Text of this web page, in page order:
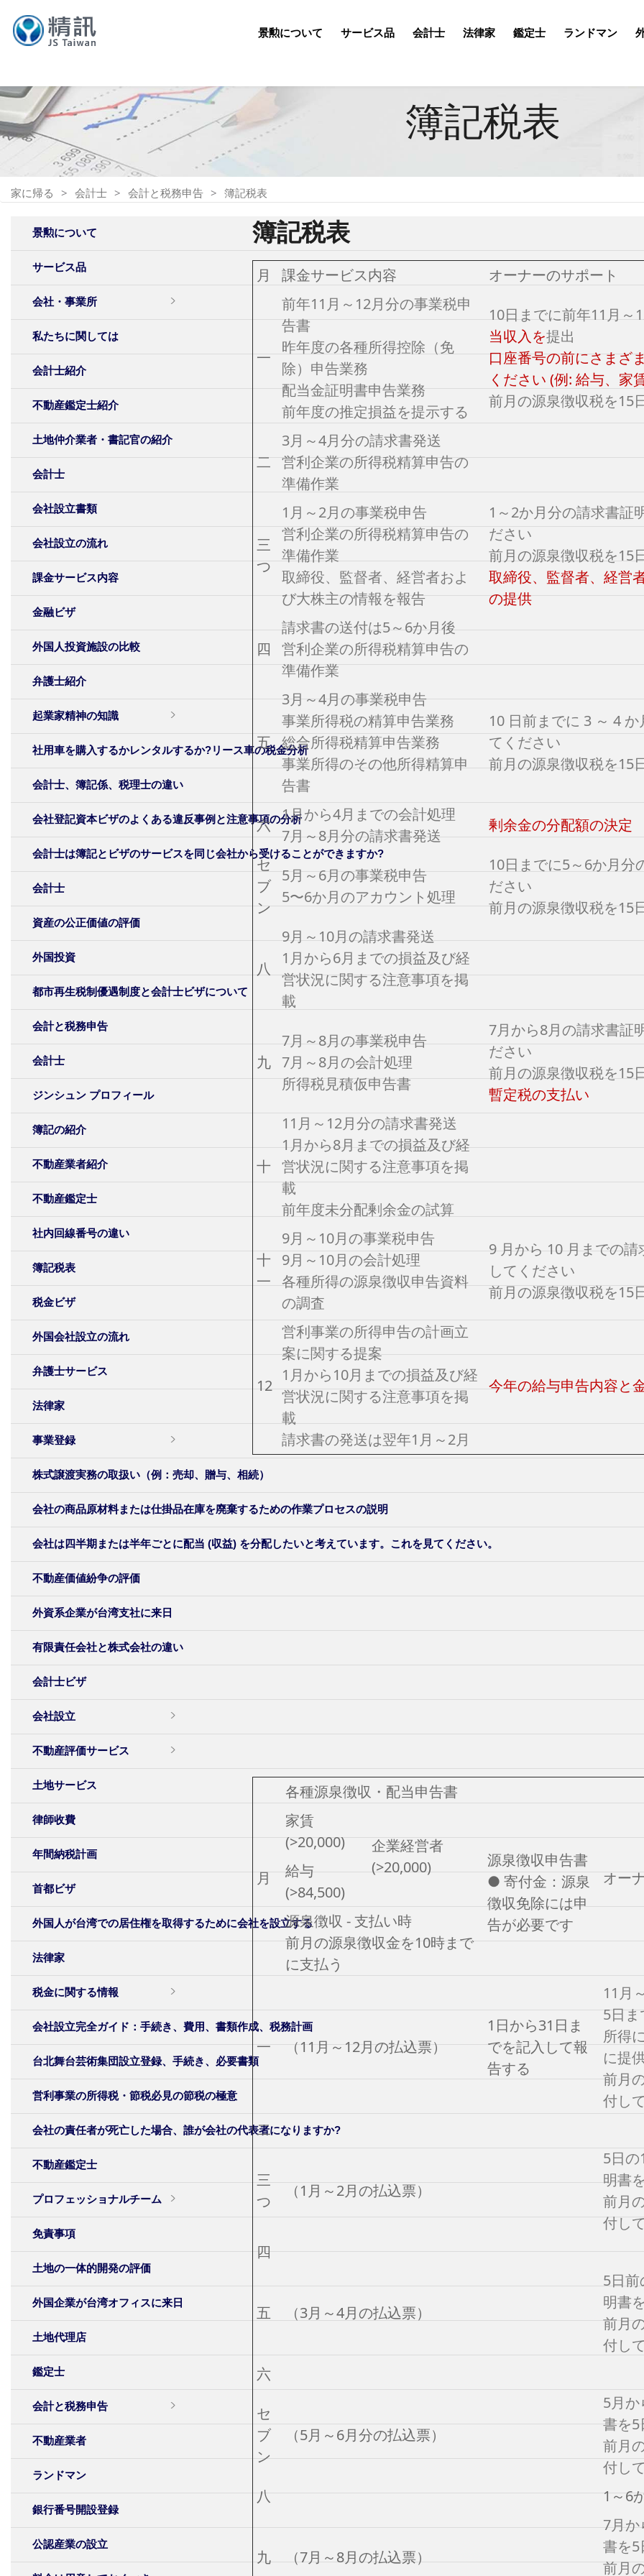
景勲について サービス品 会計士 法律家 鑑定士 ランドマン
簿記税表
家に帰る 会計士 会計と税務申告 簿記税表
景勲について
サービス品
会社・事業所
私たちに関しては
会計士紹介
不動産鑑定士紹介
土地仲介業者・書記官の紹介
会計士
会社設立書類
会社設立の流れ
課金サービス内容
金融ビザ
外国人投資施設の比較
弁護士紹介
起業家精神の知識
社用車を購入するかレンタルするか?リース車の税金分析
会計士、簿記係、税理士の違い
会社登記資本ビザのよくある違反事例と注意事項の分析
会計士は簿記とビザのサービスを同じ会社から受けることができますか?
会計士
資産の公正価値の評価
外国投資
都市再生税制優遇制度と会計士ビザについて
会計と税務申告
会計士
ジンシュン プロフィール
簿記の紹介
不動産業者紹介
不動産鑑定士
社内回線番号の違い
簿記税表
税金ビザ
外国会社設立の流れ
弁護士サービス
法律家
事業登録
株式譲渡実務の取扱い（例：売却、贈与、相続）
会社の商品原材料または仕掛品在庫を廃棄するための作業プロセスの説明
会社は四半期または半年ごとに配当 (収益) を分配したいと考えています。これを見てください。
不動産価値紛争の評価
外資系企業が台湾支社に来日
有限責任会社と株式会社の違い
会計士ビザ
会社設立
不動産評価サービス
土地サービス
律師收費
年間納税計画
首都ビザ
外国人が台湾での居住権を取得するために会社を設立する
法律家
税金に関する情報
会社設立完全ガイド：手続き、費用、書類作成、税務計画
台北舞台芸術集団設立登録、手続き、必要書類
営利事業の所得税・節税必見の節税の極意
会社の責任者が死亡した場合、誰が会社の代表者になりますか?
不動産鑑定士
プロフェッショナルチーム
免責事項
土地の一体的開発の評価
外国企業が台湾オフィスに来日
土地代理店
鑑定士
会計と税務申告
不動産業者
ランドマン
銀行番号開設登録
公認産業の設立
簿記税表
月 課金サービス内容 オーナーのサポート
一
前年11月～12月分の事業税申
告書
昨年度の各種所得控除（免
除）申告業務
配当金証明書申告業務
前年度の推定損益を提示する
10日までに前年11月～
当収入を提出
口座番号の前にさまざ
ください (例: 給与、家
前月の源泉徴収税を15
二
3月～4月分の請求書発送
営利企業の所得税精算申告の
準備作業
三
つ
1月～2月の事業税申告
営利企業の所得税精算申告の
準備作業
取締役、監督者、経営者およ
び大株主の情報を報告
1～2か月分の請求書証
ださい
前月の源泉徴収税を15
取締役、監督者、経営
の提供
四
請求書の送付は5～6か月後
営利企業の所得税精算申告の
準備作業
五
3月～4月の事業税申告
事業所得税の精算申告業務
総合所得税精算申告業務
事業所得のその他所得精算申
告書
10 日前までに 3 ～ 4
てください
前月の源泉徴収税を15
六
1月から4月までの会計処理
7月～8月分の請求書発送
剰余金の分配額の決定
セ
ブ
ン
5月～6月の事業税申告
5〜6か月のアカウント処理
10日までに5～6か月分
ださい
前月の源泉徴収税を15
八
9月～10月の請求書発送
1月から6月までの損益及び経
営状況に関する注意事項を掲
載
九
7月～8月の事業税申告
7月～8月の会計処理
所得税見積仮申告書
7月から8月の請求書証
ださい
前月の源泉徴収税を15
暫定税の支払い
十
11月～12月分の請求書発送
1月から8月までの損益及び経
営状況に関する注意事項を掲
載
前年度未分配剰余金の試算
十
一
9月～10月の事業税申告
9月～10月の会計処理
各種所得の源泉徴収申告資料
の調査
9 月から 10 月までの
してください
前月の源泉徴収税を15
12
営利事業の所得申告の計画立
案に関する提案
1月から10月までの損益及び経
営状況に関する注意事項を掲
載
請求書の発送は翌年1月～2月
今年の給与申告内容と
月
各種源泉徴収・配当申告書
オー
家賃
(>20,000)
企業経営者
(>20,000)
源泉徴収申告書
● 寄付金：源泉
徴収免除には申
告が必要です
給与
(>84,500)
源泉徴収 - 支払い時
前月の源泉徴収金を10時まで
に支払う
一 （11月～12月の払込票）
1日から31日ま
でを記入して報
告する
11月
5日ま
所得
に提
前月
付し
二
三
つ
（1月～2月の払込票）
5日
明書
前月
付し
四
五 （3月～4月の払込票）
5日
明書
前月
付し
六
セ
ブ
ン
（5月～6月分の払込票）
5月
書を5
前月
付し
八
1～6
九 （7月～8月の払込票）
7月
書を5
前月